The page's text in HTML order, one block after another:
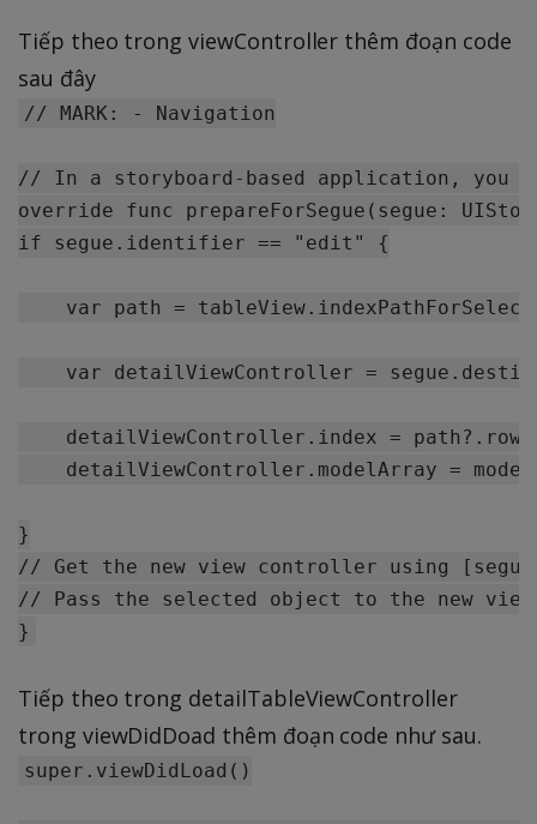
Tiếp theo trong viewController thêm đoạn code
sau đây
// MARK: - Navigation
// In a storyboard-based application,
override func prepareForSegue(segue:
if segue.identifier == "edit" {
var path =
var detailViewController =
    detailViewController.index = path?.row
detailViewController.modelArray =
}
// Get the new view controller using
// Pass the selected object to the new
Tiếp theo trong detailTableViewController
trong viewDidDoad thêm đoạn code như sau.
super.viewDidLoad()